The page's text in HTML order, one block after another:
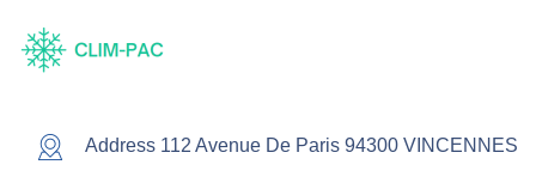
Address 112 Avenue De Paris 94300 VINCENNES